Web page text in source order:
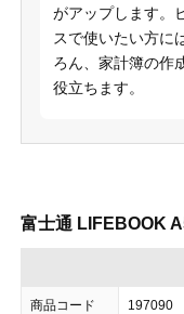
がアップします。
スで使いたい方に
ろん、家計簿の作
役立ちます。
富士通 LIFEBOOK
商品コード 197090